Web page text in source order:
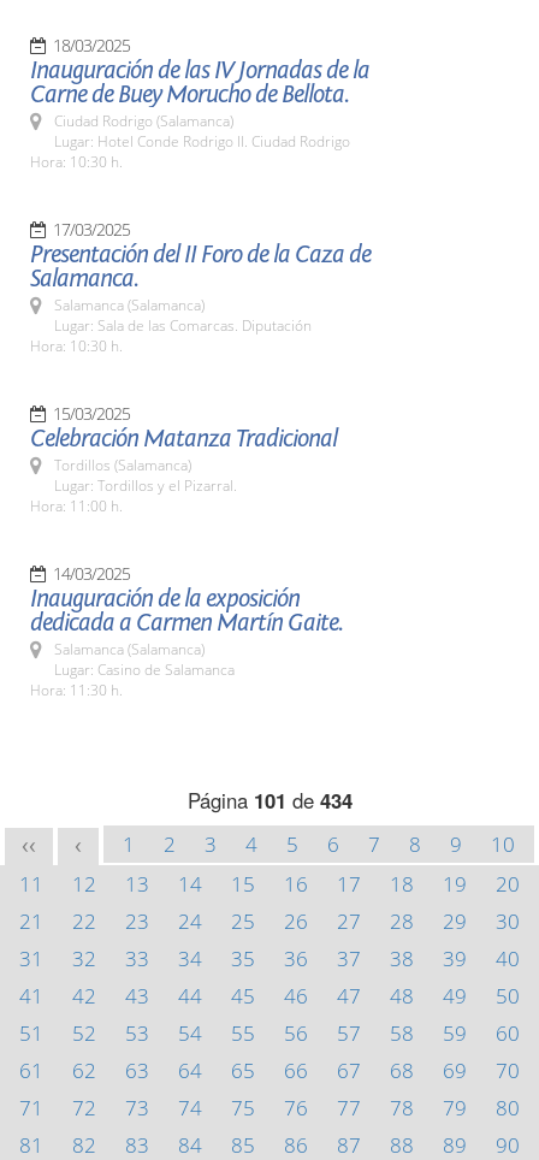
18/03/2025
Inauguración de las IV Jornadas de la
Carne de Buey Morucho de Bellota.
Ciudad Rodrigo (Salamanca)
Lugar: Hotel Conde Rodrigo II. Ciudad Rodrigo
Hora: 10:30 h.
17/03/2025
Presentación del II Foro de la Caza de
Salamanca.
Salamanca (Salamanca)
Lugar: Sala de las Comarcas. Diputación
Hora: 10:30 h.
15/03/2025
Celebración Matanza Tradicional
Tordillos (Salamanca)
Lugar: Tordillos y el Pizarral.
Hora: 11:00 h.
14/03/2025
Inauguración de la exposición
dedicada a Carmen Martín Gaite.
Salamanca (Salamanca)
Lugar: Casino de Salamanca
Hora: 11:30 h.
Página 101 de 434
<< < 1 2 3 4 5 6 7 8 9
10
11
12 13 14 15 16 17 18 19
20
21
22 23 24 25 26 27 28 29
30
31
32 33 34 35 36 37 38 39
40
41
42 43 44 45 46 47 48 49
50
51
52 53 54 55 56 57 58 59
60
61
62 63 64 65 66 67 68 69
70
71
72 73 74 75 76 77 78 79
80
81
82 83 84 85 86 87 88 89
90